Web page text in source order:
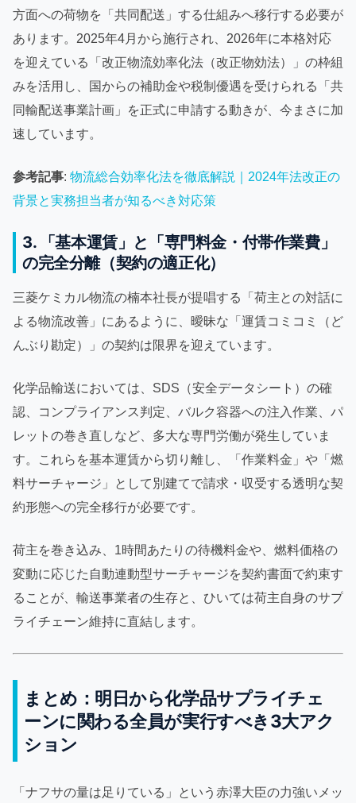
方面への荷物を「共同配送」する仕組みへ移行する必要が
あります。2025年4月から施行され、2026年に本格対応
を迎えている「改正物流効率化法（改正物効法）」の枠組
みを活用し、国からの補助金や税制優遇を受けられる「共
同輸配送事業計画」を正式に申請する動きが、今まさに加
速しています。
参考記事: 物流総合効率化法を徹底解説｜2024年法改正の
背景と実務担当者が知るべき対応策
3. 「基本運賃」と「専門料金・付帯作業費」
の完全分離（契約の適正化）
三菱ケミカル物流の楠本社長が提唱する「荷主との対話に
よる物流改善」にあるように、曖昧な「運賃コミコミ（ど
んぶり勘定）」の契約は限界を迎えています。
化学品輸送においては、SDS（安全データシート）の確
認、コンプライアンス判定、バルク容器への注入作業、パ
レットの巻き直しなど、多大な専門労働が発生していま
す。これらを基本運賃から切り離し、「作業料金」や「燃
料サーチャージ」として別建てで請求・収受する透明な契
約形態への完全移行が必要です。
荷主を巻き込み、1時間あたりの待機料金や、燃料価格の
変動に応じた自動連動型サーチャージを契約書面で約束す
ることが、輸送事業者の生存と、ひいては荷主自身のサプ
ライチェーン維持に直結します。
まとめ：明日から化学品サプライチェ
ーンに関わる全員が実行すべき3大アク
ション
「ナフサの量は足りている」という赤澤大臣の力強いメッ